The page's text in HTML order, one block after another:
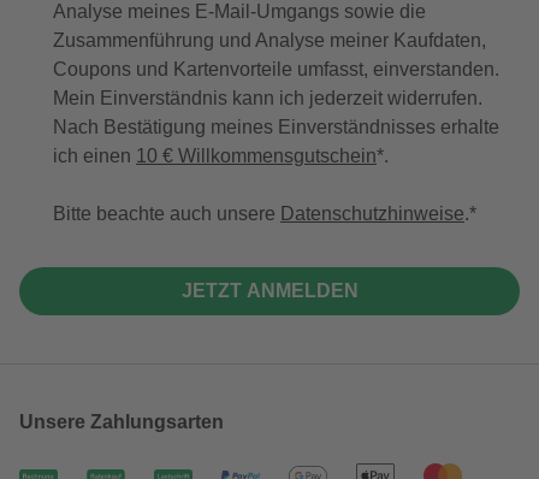
Analyse meines E-Mail-Umgangs sowie die
Zusammenführung und Analyse meiner Kaufdaten,
Coupons und Kartenvorteile umfasst, einverstanden.
Mein Einverständnis kann ich jederzeit widerrufen.
Nach Bestätigung meines Einverständnisses erhalte
ich einen 10 € Willkommensgutschein*.
Bitte beachte auch unsere Datenschutzhinweise.
JETZT ANMELDEN
Unsere Zahlungsarten